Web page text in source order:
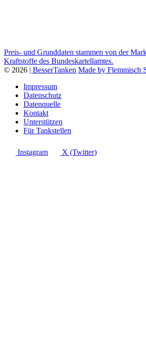
Preis- und Grunddaten stammen von der
Kraftstoffe des Bundeskartellamtes.
© 2026 | BesserTanken Made by Flemmisch
Impressum
Datenschutz
Datenquelle
Kontakt
Unterstützen
Für Tankstellen
Instagram X (Twitter)